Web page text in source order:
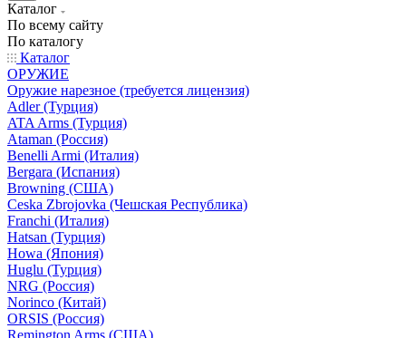
Каталог
По всему сайту
По каталогу
Каталог
ОРУЖИЕ
Оружие нарезное (требуется лицензия)
Adler (Турция)
ATA Arms (Турция)
Ataman (Россия)
Benelli Armi (Италия)
Bergara (Испания)
Browning (США)
Ceska Zbrojovka (Чешская Республика)
Franchi (Италия)
Hatsan (Турция)
Howa (Япония)
Huglu (Турция)
NRG (Россия)
Norinco (Китай)
ORSIS (Россия)
Remington Arms (США)